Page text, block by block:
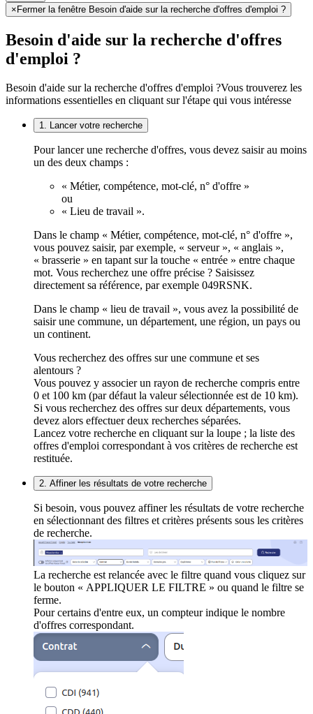
×Fermer la fenêtre Besoin d'aide sur la recherche d'offres d'emploi ?
Besoin d'aide sur la recherche d'offres
d'emploi ?
Besoin d'aide sur la recherche d'offres d'emploi ?Vous trouverez les
informations essentielles en cliquant sur l'étape qui vous intéresse
1. Lancer votre recherche
Pour lancer une recherche d'offres, vous devez saisir au moins
un des deux champs :
« Métier, compétence, mot-clé, n° d'offre »
ou
« Lieu de travail ».
Dans le champ « Métier, compétence, mot-clé, n° d'offre »,
vous pouvez saisir, par exemple, « serveur », « anglais »,
« brasserie » en tapant sur la touche « entrée » entre chaque
mot. Vous recherchez une offre précise ? Saisissez
directement sa référence, par exemple 049RSNK.
Dans le champ « lieu de travail », vous avez la possibilité de
saisir une commune, un département, une région, un pays ou
un continent.
Vous recherchez des offres sur une commune et ses
alentours ?
Vous pouvez y associer un rayon de recherche compris entre
0 et 100 km (par défaut la valeur sélectionnée est de 10 km).
Si vous recherchez des offres sur deux départements, vous
devez alors effectuer deux recherches séparées.
Lancez votre recherche en cliquant sur la loupe ; la liste des
offres d'emploi correspondant à vos critères de recherche est
restituée.
2. Affiner les résultats de votre recherche
Si besoin, vous pouvez affiner les résultats de votre recherche
en sélectionnant des filtres et critères présents sous les critères
de recherche.
La recherche est relancée avec le filtre quand vous cliquez sur
le bouton « APPLIQUER LE FILTRE » ou quand le filtre se
ferme.
Pour certains d'entre eux, un compteur indique le nombre
d'offres correspondant.